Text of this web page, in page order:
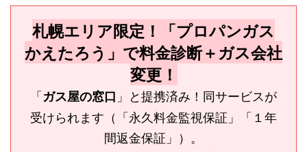
札幌エリア限定！「プロパンガス
かえたろう」で料金診断＋ガス会社
変更！
「ガス屋の窓口 」と提携済み！同サービスが
受けられます（「永久料金監視保証」「１年
間返金保証」）。